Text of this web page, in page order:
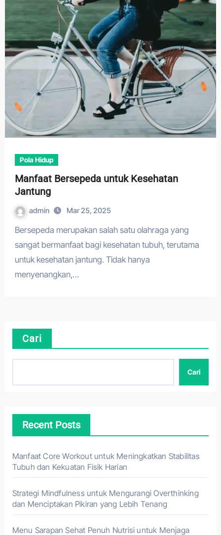
Pola Hidup
Manfaat Bersepeda untuk Kesehatan
Jantung
admin Mar 25, 2025
Bersepeda merupakan salah satu olahraga yang
sangat bermanfaat bagi kesehatan tubuh, terutama
untuk kesehatan jantung. Tidak hanya
menyenangkan,…
Cari
Cari
Recent Posts
Manfaat Core Workout untuk Meningkatkan Stabilitas
Tubuh dan Kekuatan Fisik Harian
Strategi Mindfulness untuk Mengurangi Overthinking
dan Menciptakan Pikiran yang Lebih Tenang
Menu Sarapan Sehat Penuh Nutrisi untuk Menjaga